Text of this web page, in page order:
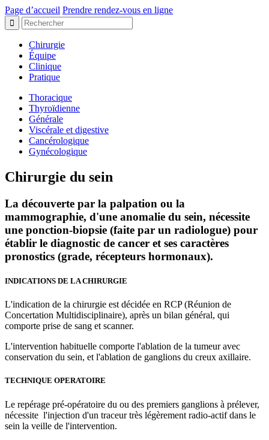
Page d’accueil Prendre rendez-vous en ligne
Chirurgie
Équipe
Clinique
Pratique
Thoracique
Thyroïdienne
Générale
Viscérale et digestive
Cancérologique
Gynécologique
Chirurgie du sein
La découverte par la palpation ou la
mammographie, d'une anomalie du sein, nécessite
une ponction-biopsie (faite par un radiologue) pour
établir le diagnostic de cancer et ses caractères
pronostics (grade, récepteurs hormonaux).
INDICATIONS DE LA CHIRURGIE
L'indication de la chirurgie est décidée en RCP (Réunion de
Concertation Multidisciplinaire), après un bilan général, qui
comporte prise de sang et scanner.
L'intervention habituelle comporte l'ablation de la tumeur avec
conservation du sein, et l'ablation de ganglions du creux axillaire.
TECHNIQUE OPERATOIRE
Le repérage pré-opératoire du ou des premiers ganglions à prélever,
nécessite l'injection d'un traceur très légèrement radio-actif dans le
sein la veille de l'intervention.